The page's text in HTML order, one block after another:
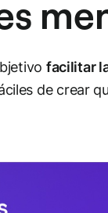
facilitar
de crear